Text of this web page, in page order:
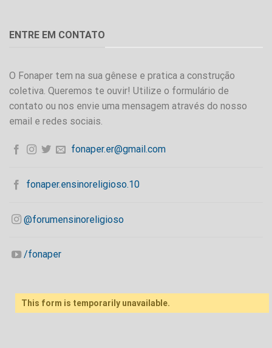
ENTRE EM CONTATO
O Fonaper tem na sua gênese e pratica a construção
coletiva. Queremos te ouvir! Utilize o formulário de
contato ou nos envie uma mensagem através do nosso
email e redes sociais.
fonaper.er@gmail.com
fonaper.ensinoreligioso.10
@forumensinoreligioso
/fonaper
This form is temporarily unavailable.